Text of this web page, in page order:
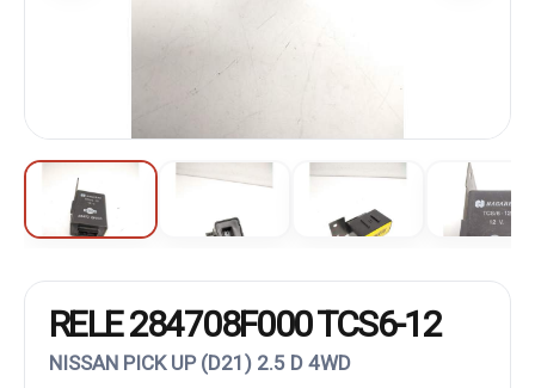
RELE 284708F000 TCS6-12
NISSAN PICK UP (D21) 2.5 D 4WD